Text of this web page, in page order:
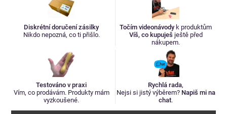
Diskrétní doručení zásilky
Nikdo nepozná, co ti přišlo.
Točím videonávody k produktům
Víš, co kupuješ ještě před
nákupem.
Testováno v praxi
Vím, co prodávám. Produkty mám
vyzkoušené.
Rychlá rada,
Nejsi si jistý výběrem? Napiš mi na
chat.